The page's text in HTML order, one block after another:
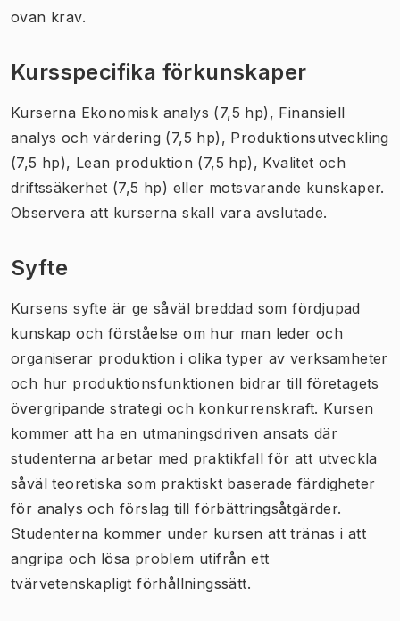
ovan krav.
Kursspecifika förkunskaper
Kurserna Ekonomisk analys (7,5 hp), Finansiell
analys och värdering (7,5 hp), Produktionsutveckling
(7,5 hp), Lean produktion (7,5 hp), Kvalitet och
driftssäkerhet (7,5 hp) eller motsvarande kunskaper.
Observera att kurserna skall vara avslutade.
Syfte
Kursens syfte är ge såväl breddad som fördjupad
kunskap och förståelse om hur man leder och
organiserar produktion i olika typer av verksamheter
och hur produktionsfunktionen bidrar till företagets
övergripande strategi och konkurrenskraft. Kursen
kommer att ha en utmaningsdriven ansats där
studenterna arbetar med praktikfall för att utveckla
såväl teoretiska som praktiskt baserade färdigheter
för analys och förslag till förbättringsåtgärder.
Studenterna kommer under kursen att tränas i att
angripa och lösa problem utifrån ett
tvärvetenskapligt förhållningssätt.